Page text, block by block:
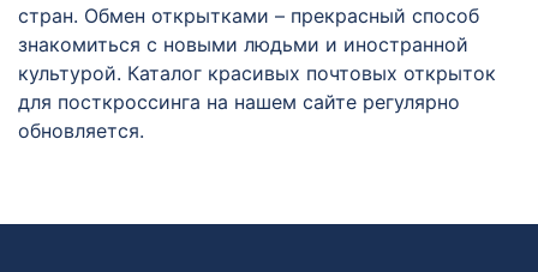
стран. Обмен открытками – прекрасный способ
знакомиться с новыми людьми и иностранной
культурой. Каталог красивых почтовых открыток
для посткроссинга на нашем сайте регулярно
обновляется.